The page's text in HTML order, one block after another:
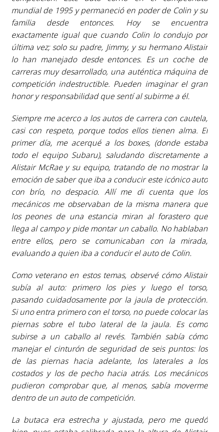
mundial de 1995 y permaneció en poder de Colin y su
familia desde entonces. Hoy se encuentra
exactamente igual que cuando Colin lo condujo por
última vez; solo su padre, Jimmy, y su hermano Alistair
lo han manejado desde entonces. Es un coche de
carreras muy desarrollado, una auténtica máquina de
competición indestructible. Pueden imaginar el gran
honor y responsabilidad que sentí al subirme a él.
Siempre me acerco a los autos de carrera con cautela,
casi con respeto, porque todos ellos tienen alma. El
primer día, me acerqué a los boxes, (donde estaba
todo el equipo Subaru), saludando discretamente a
Alistair McRae y su equipo, tratando de no mostrar la
emoción de saber que iba a conducir este icónico auto
con brío, no despacio. Allí me di cuenta que los
mecánicos me observaban de la misma manera que
los peones de una estancia miran al forastero que
llega al campo y pide montar un caballo. No hablaban
entre ellos, pero se comunicaban con la mirada,
evaluando a quien iba a conducir el auto de Colin.
Como veterano en estos temas, observé cómo Alistair
subía al auto: primero los pies y luego el torso,
pasando cuidadosamente por la jaula de protección.
Si uno entra primero con el torso, no puede colocar las
piernas sobre el tubo lateral de la jaula. Es como
subirse a un caballo al revés. También sabía cómo
manejar el cinturón de seguridad de seis puntos: los
de las piernas hacia adelante, los laterales a los
costados y los de pecho hacia atrás. Los mecánicos
pudieron comprobar que, al menos, sabía moverme
dentro de un auto de competición.
La butaca era estrecha y ajustada, pero me quedó